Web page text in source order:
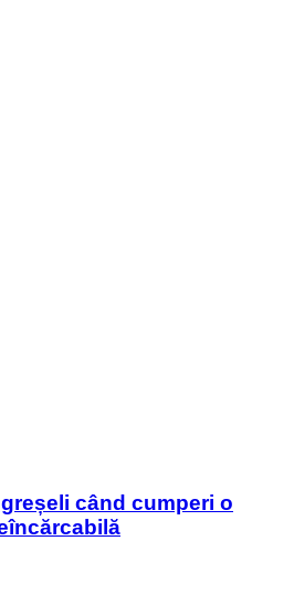
când cumperi o